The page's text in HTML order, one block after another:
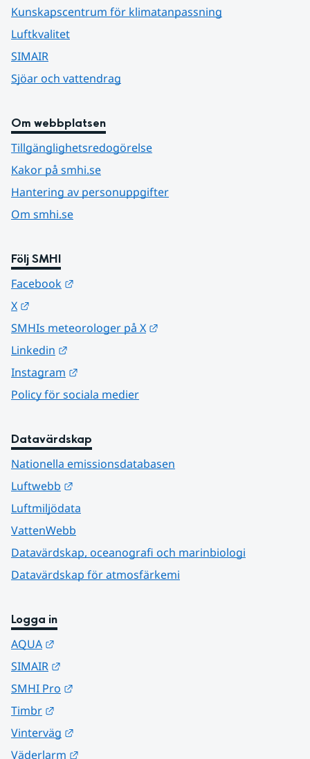
Kunskapscentrum för klimatanpassning
Luftkvalitet
SIMAIR
Sjöar och vattendrag
Om webbplatsen
Tillgänglighetsredogörelse
Kakor på smhi.se
Hantering av personuppgifter
Om smhi.se
Följ SMHI
Facebook
X
SMHIs meteorologer på X
Linkedin
Instagram
Policy för sociala medier
Datavärdskap
Nationella emissionsdatabasen
Luftwebb
Luftmiljödata
VattenWebb
Datavärdskap, oceanografi och marinbiologi
Datavärdskap för atmosfärkemi
Logga in
AQUA
SIMAIR
SMHI Pro
Timbr
Vinterväg
Väderlarm